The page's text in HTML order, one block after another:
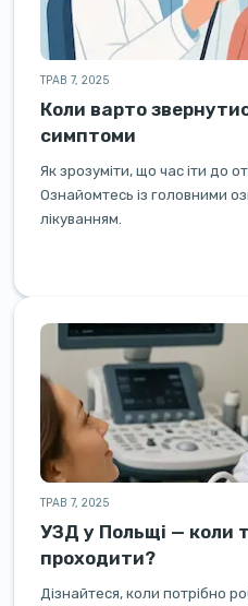
ТРАВ 7, 2025
Коли варто
симптоми
Як зрозуміти, що час іти до
Ознайомтесь із головними
лікуванням.
ТРАВ 7, 2025
УЗД у Польщі — коли
проходити?
Дізнайтеся, коли потрібно